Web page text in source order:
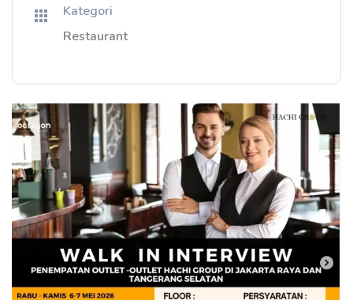
Kategori
Restaurant